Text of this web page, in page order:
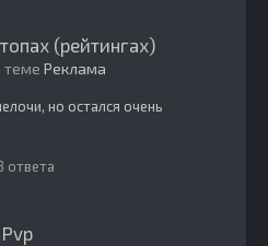
(рейтингах)
теме Реклама
но остался очень
ответа